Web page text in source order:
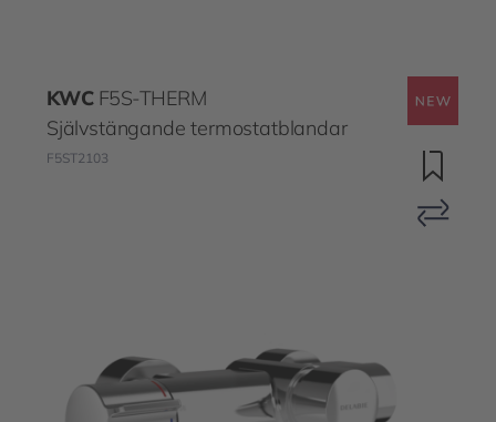
KWC F5S-THERM
Självstängande termostatblandar
F5ST2103